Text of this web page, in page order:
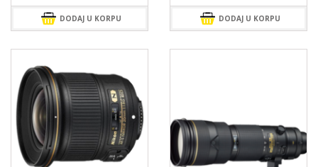
DODAJ U KORPU DODAJ U KORPU